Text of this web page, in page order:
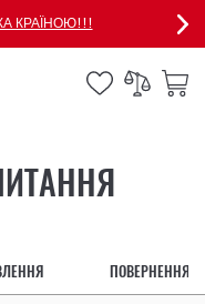
КРАЇНОЮ!!!
ПОВЕРНЕННЯ